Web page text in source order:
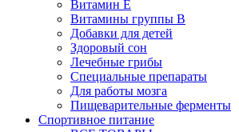
Витамин Е
Витамины группы B
Добавки для детей
Здоровый сон
Лечебные грибы
Специальные препараты
Для работы мозга
Пищеварительные ферменты
Спортивное питание